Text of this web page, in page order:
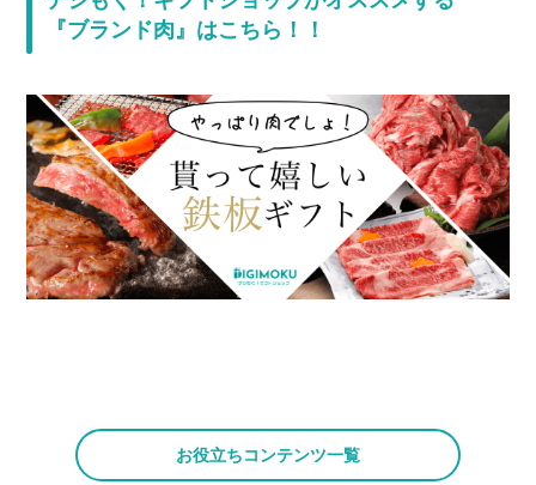
『ブランド肉』はこちら！！
お役立ちコンテンツ一覧